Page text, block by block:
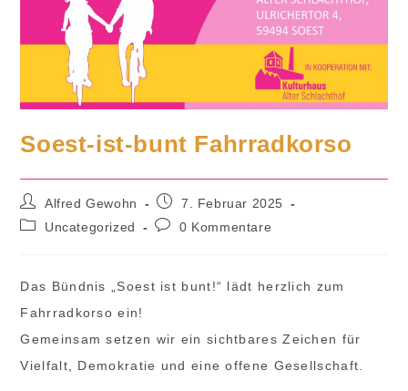
Soest-ist-bunt Fahrradkorso
Beitrags-
Autor:
Alfred Gewohn
Beitrag
veröffentlicht:
7. Februar 2025
Beitrags-
Uncategorized
Beitrags-
0 Kommentare
Das Bündnis „Soest ist bunt!“ lädt herzlich zum
Fahrradkorso ein!
Gemeinsam setzen wir ein sichtbares Zeichen für
Vielfalt, Demokratie und eine offene Gesellschaft.